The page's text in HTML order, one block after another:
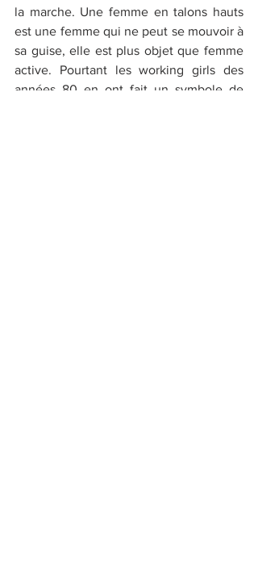
la marche. Une femme en talons hauts
est une femme qui ne peut se mouvoir à
sa guise, elle est plus objet que femme
active. Pourtant les working girls des
années 80 en ont fait un symbole de